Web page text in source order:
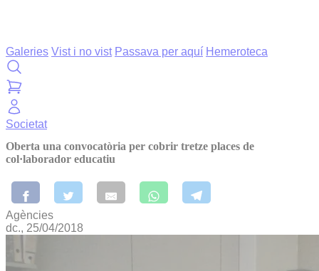
Galeries Vist i no vist Passava per aquí Hemeroteca
Societat
Oberta una convocatòria per cobrir tretze places de
col·laborador educatiu
Agències
dc., 25/04/2018